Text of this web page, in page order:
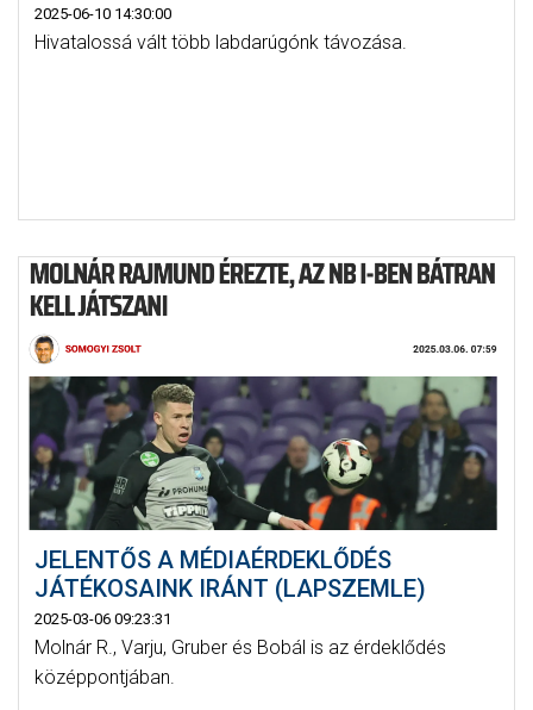
2025-06-10 14:30:00
Hivatalossá vált több labdarúgónk távozása.
JELENTŐS A MÉDIAÉRDEKLŐDÉS
JÁTÉKOSAINK IRÁNT (LAPSZEMLE)
2025-03-06 09:23:31
Molnár R., Varju, Gruber és Bobál is az érdeklődés
középpontjában.